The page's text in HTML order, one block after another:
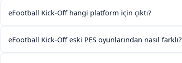
eFootball Kick-Off hangi platform için çıktı?
eFootball Kick-Off eski PES oyunlarından nasıl farklı?